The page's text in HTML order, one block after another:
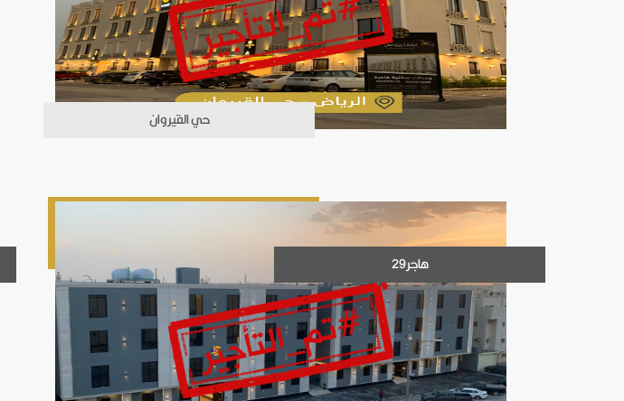
حي القيروان
هاجر29